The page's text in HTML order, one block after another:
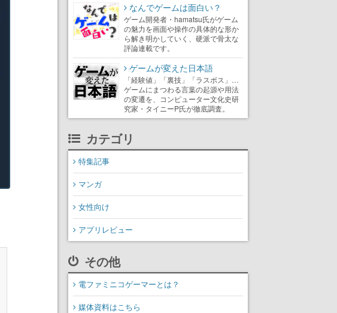
なんでゲームは面白い？
ゲーム開発者・hamatsu氏がゲーム
の魅力を画面や操作の具体的な形か
ら解き明かしていく、硬派で骨太な
評論連載です。
ゲームが変えた日本語
「経験値」「裏技」「ラスボス」…
ゲームにまつわる言葉の起源や用法
の変遷を、コンピューター文化史研
究家・タイニーP氏が徹底調査。
カテゴリ
特集記事
マンガ
女性向け
アプリレビュー
その他
電ファミニコゲーマーとは？
媒体資料はこちら